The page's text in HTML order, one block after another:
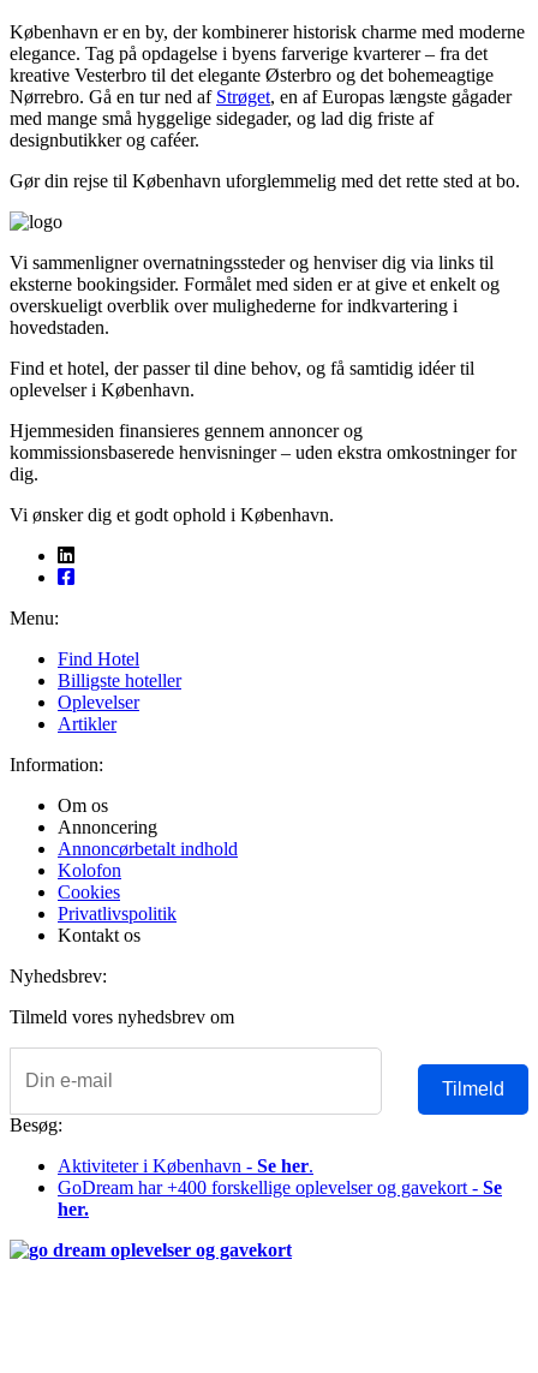
København er en by, der kombinerer historisk charme med moderne
elegance. Tag på opdagelse i byens farverige kvarterer – fra det
kreative Vesterbro til det elegante Østerbro og det bohemeagtige
Nørrebro. Gå en tur ned af Strøget, en af Europas længste gågader
med mange små hyggelige sidegader, og lad dig friste af
designbutikker og caféer.
Gør din rejse til København uforglemmelig med det rette sted at bo.
Vi sammenligner over­natningssteder og henviser dig via links til
eksterne bookingsider. Formålet med siden er at give et enkelt og
overskueligt overblik over mulighederne for indkvartering i
hovedstaden.
Find et hotel, der passer til dine behov, og få samtidig idéer til
oplevelser i København.
Hjemmesiden finansieres gennem annoncer og
kommissionsbaserede henvisninger – uden ekstra omkostninger for
dig.
Vi ønsker dig et godt ophold i København.
Menu:
Find Hotel
Billigste hoteller
Oplevelser
Artikler
Information:
Om os
Annoncering
Annoncørbetalt indhold
Kolofon
Cookies
Privatlivspolitik
Kontakt os
Nyhedsbrev:
Tilmeld vores nyhedsbrev om
Tilmeld
Besøg:
Aktiviteter i København - Se her.
GoDream har +400 forskellige oplevelser og gavekort - Se
her.